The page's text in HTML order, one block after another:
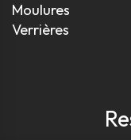
Moulures
Verrières